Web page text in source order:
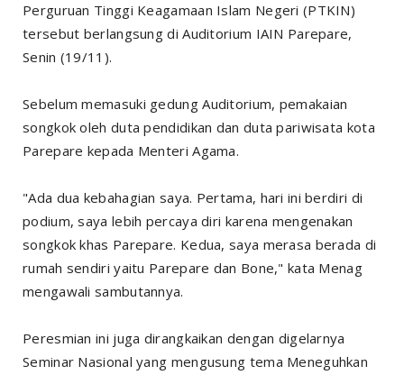
Perguruan Tinggi Keagamaan Islam Negeri (PTKIN)
tersebut berlangsung di Auditorium IAIN Parepare,
Senin (19/11).
Sebelum memasuki gedung Auditorium, pemakaian
songkok oleh duta pendidikan dan duta pariwisata kota
Parepare kepada Menteri Agama.
"Ada dua kebahagian saya. Pertama, hari ini berdiri di
podium, saya lebih percaya diri karena mengenakan
songkok khas Parepare. Kedua, saya merasa berada di
rumah sendiri yaitu Parepare dan Bone," kata Menag
mengawali sambutannya.
Peresmian ini juga dirangkaikan dengan digelarnya
Seminar Nasional yang mengusung tema Meneguhkan